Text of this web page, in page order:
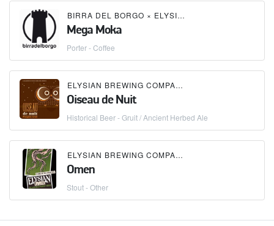
BIRRA DEL BORGO × ELYSIAN BREWING COMPANY
Mega Moka
Porter - Coffee
ELYSIAN BREWING COMPANY
Oiseau de Nuit
Historical Beer - Gruit / Ancient Herbed Ale
ELYSIAN BREWING COMPANY
Omen
Stout - Other